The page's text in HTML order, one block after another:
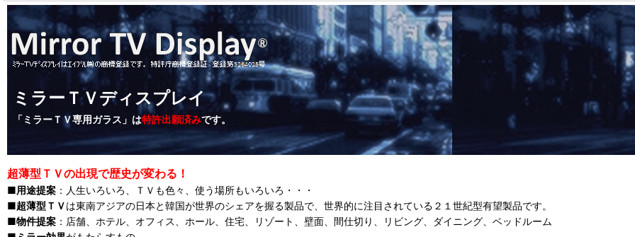
ミラーＴＶディスプレイ
「ミラーＴＶ専用ガラス」は特許出願済みです。
超薄型ＴＶの出現で歴史が変わる！
■用途提案 ：人生いろいろ、ＴＶも色々、使う場所もいろいろ・・・
■超薄型ＴＶは東南アジアの日本と韓国が世界のシェアを握る製品で、世界的に注目されている２１世紀型有望製品です。
■物件提案 ：店舗、ホテル、オフィス、ホール、住宅、リゾート、壁面、間仕切り、リビング、ダイニング、ベッドルーム